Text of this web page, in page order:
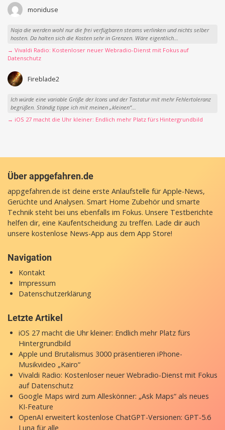
moniduse
Naja die werden wohl nur die frei verfügbaren steams verlinken und nichts selber
hosten. Da halten sich die Kosten sehr in Grenzen. Wäre eigentlich...
→ Vivaldi Radio: Kostenloser neuer Webradio-Dienst mit Fokus auf
Datenschutz
Fireblade2
Ich würde eine variable Größe der Icons und der Tastatur mit mehr Fehlertoleranz
begrüßen. Ständig tippe ich mit meinen „kleinen“...
→ iOS 27 macht die Uhr kleiner: Endlich mehr Platz fürs Hintergrundbild
Über appgefahren.de
appgefahren.de ist deine erste Anlaufstelle für Apple-News,
Gerüchte und Analysen. Smart Home Zubehör und smarte
Technik steht bei uns ebenfalls im Fokus. Unsere Testberichte
helfen dir, eine Kaufentscheidung zu treffen. Lade dir auch
unsere kostenlose News-App aus dem App Store!
Navigation
Kontakt
Impressum
Datenschutzerklärung
Letzte Artikel
iOS 27 macht die Uhr kleiner: Endlich mehr Platz fürs
Hintergrundbild
Apple und Brutalismus 3000 präsentieren iPhone-
Musikvideo „Kairo“
Vivaldi Radio: Kostenloser neuer Webradio-Dienst mit Fokus
auf Datenschutz
Google Maps wird zum Alleskönner: „Ask Maps“ als neues
KI-Feature
OpenAI erweitert kostenlose ChatGPT-Versionen: GPT-5.6
Luna für alle